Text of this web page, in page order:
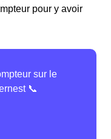
pour y avoir